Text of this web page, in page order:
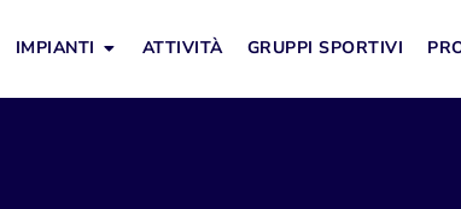
IMPIANTI ATTIVITÀ GRUPPI SPORTIVI